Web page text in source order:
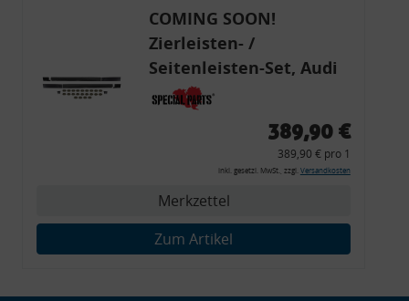
COMING SOON!
Zierleisten- /
Seitenleisten-Set, Audi
80 Cabrio, Coupe, S2, (6x
Zierleiste, 2x Kappe,
Montagewerkzeug)
389,90 €
389,90 € pro 1
inkl. gesetzl. MwSt., zzgl. Versandkosten
Merkzettel
Zum Artikel